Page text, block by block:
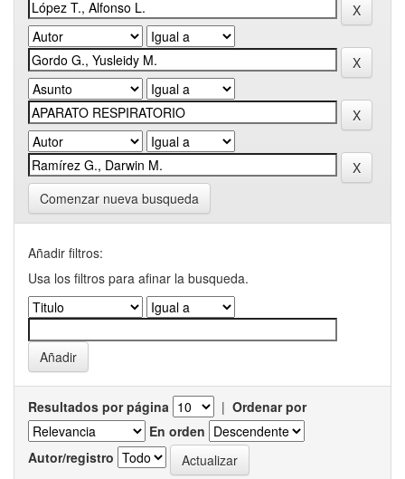
Comenzar nueva busqueda
Añadir filtros:
Usa los filtros para afinar la busqueda.
Resultados por página | Ordenar por
En orden
Autor/registro